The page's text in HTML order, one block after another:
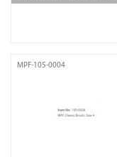
MPF-105-0004